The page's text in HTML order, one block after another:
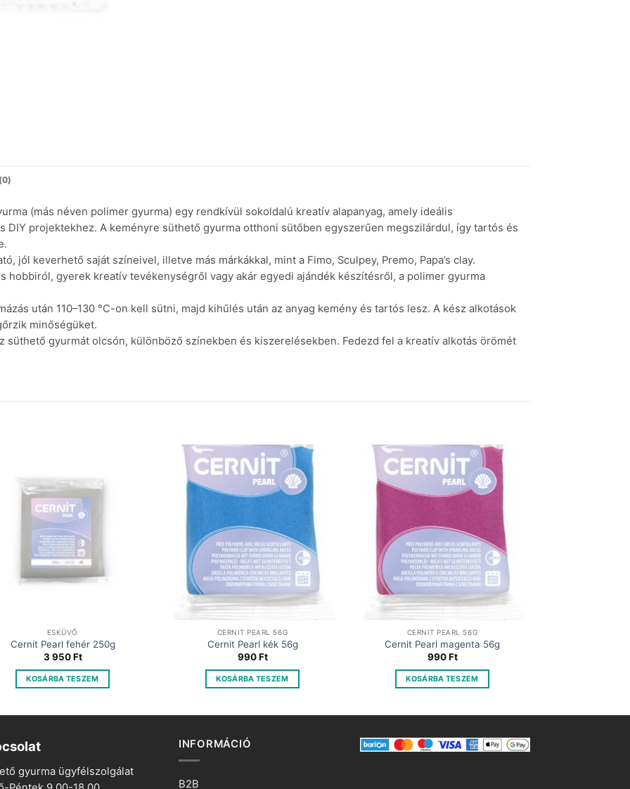
(más néven polimer gyurma) egy rendkívül sokoldalú kreatív alapanyag, amely ideális
DIY projektekhez. A keményre süthető gyurma otthoni sütőben egyszerűen megszilárdul, így tartós és
jól keverhető saját színeivel, illetve más márkákkal, mint a Fimo, Sculpey, Premo, Papa’s clay.
hobbiról, gyerek kreatív tevékenységről vagy akár egyedi ajándék készítésről, a polimer gyurma
után 110–130 °C-on kell sütni, majd kihűlés után az anyag kemény és tartós lesz. A kész alkotások
minőségüket.
süthető gyurmát olcsón, különböző színekben és kiszerelésekben. Fedezd fel a kreatív alkotás örömét
ESKÜVŐ
Cernit Pearl fehér 250g
3 950Ft
KOSÁRBA TESZEM
CERNIT PEARL 56G
Cernit Pearl kék 56g
990Ft
KOSÁRBA TESZEM
CERNIT PEARL 56G
Cernit Pearl magenta 56g
990Ft
KOSÁRBA TESZEM
gyurma ügyfélszolgálat
INFORMÁCIÓ
B2B